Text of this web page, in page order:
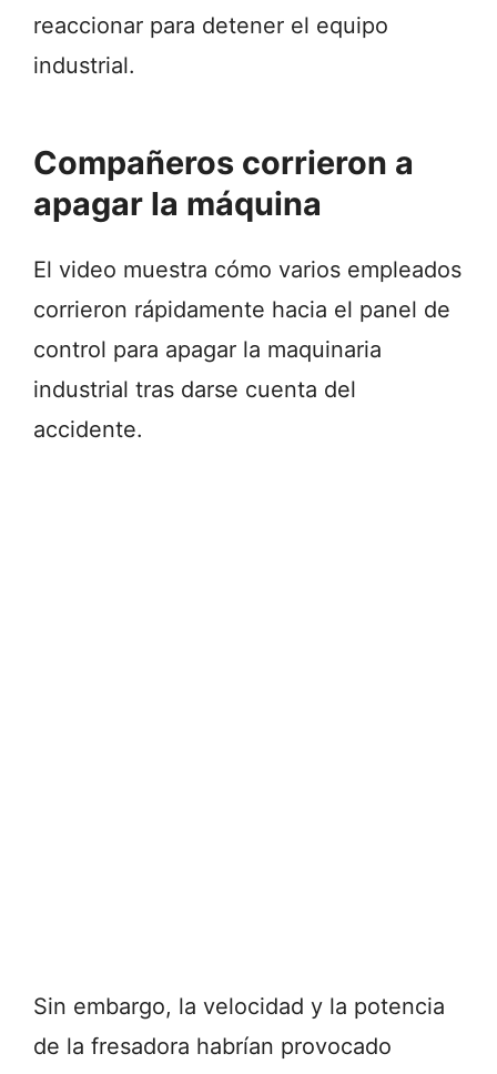
reaccionar para detener el equipo
industrial.
Compañeros corrieron a
apagar la máquina
El video muestra cómo varios empleados
corrieron rápidamente hacia el panel de
control para apagar la maquinaria
industrial tras darse cuenta del
accidente.
Sin embargo, la velocidad y la potencia
de la fresadora habrían provocado